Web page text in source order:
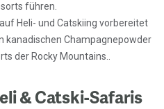
führen.
Heli- und Catskiing vorbereitet
kanadischen Champagnepowder
der Rocky Mountains..
& Catski-Safaris